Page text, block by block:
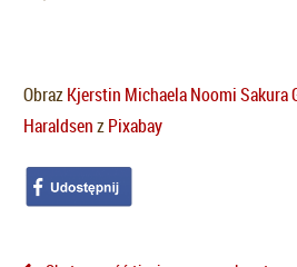
ObrazKjerstin Michaela Noomi Sakura
HaraldsenzPixabay